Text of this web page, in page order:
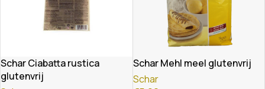
Schar Ciabatta rustica
glutenvrij
Schar Mehl meel glutenvrij
Schar